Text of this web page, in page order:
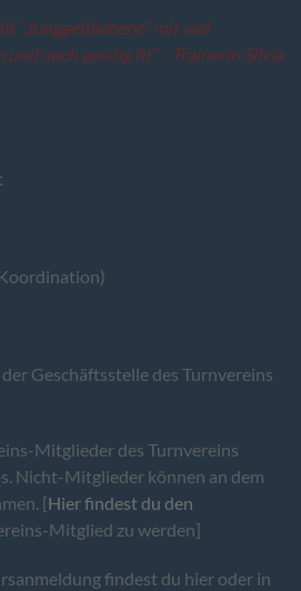
“Junggebliebene” mit viel
auch geistig fit” - Trainerin Silvia
Geschäftsstelle des Turnvereins
Mitglieder des Turnvereins
Nicht-Mitglieder können an dem
[Hier findest du den
Mitglied zu werden]
findest du hier oder in